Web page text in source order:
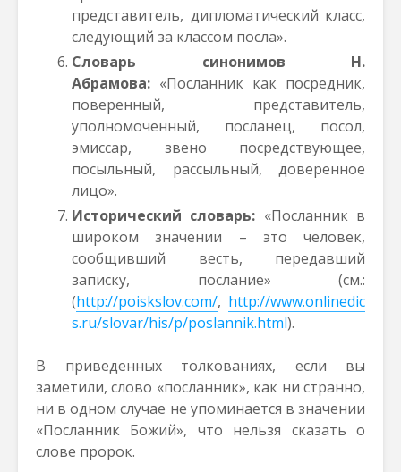
представитель, дипломатический класс,
следующий за классом посла».
Cловарь синонимов Н.
Абрамова: «Посланник как посредник,
поверенный, представитель,
уполномоченный, посланец, посол,
эмиссар, звено посредствующее,
посыльный, рассыльный, доверенное
лицо».
Исторический словарь: «Посланник в
широком значении – это человек,
сообщивший весть, передавший
записку, послание» (см.:
(http://poiskslov.com/, http://www.onlinedic
s.ru/slovar/his/p/poslannik.html).
В приведенных толкованиях, если вы
заметили, слово «посланник», как ни странно,
ни в одном случае не упоминается в значении
«Посланник Божий», что нельзя сказать о
слове пророк.